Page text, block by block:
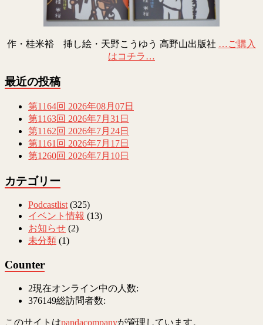
作・桂米裕 挿し絵・天野こうゆう 高野山出版社 …ご購入
はコチラ…
最近の投稿
第1164回 2026年08月07日
第1163回 2026年7月31日
第1162回 2026年7月24日
第1161回 2026年7月17日
第1260回 2026年7月10日
カテゴリー
Podcastlist (325)
イベント情報 (13)
お知らせ (2)
未分類 (1)
Counter
2現在オンライン中の人数:
376149総訪問者数:
このサイトはpandacompanyが管理しています。